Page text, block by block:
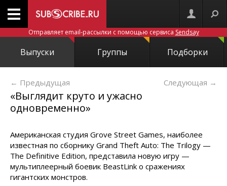
Отправляет email-рассылки с помощью сервиса Sendsay
Выпуски Группы Подборки
← Предыдущая Следующая →
«Выглядит круто и ужасно
одновременно»
Американская студия Grove Street Games, наиболее
известная по сборнику Grand Theft Auto: The Trilogy —
The Definitive Edition, представила новую игру —
мультиплеерный боевик BeastLink о сражениях
гигантских монстров.